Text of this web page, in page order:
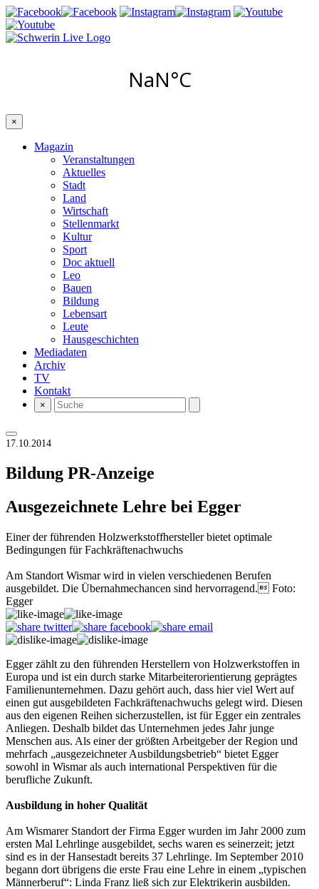
×
Magazin
Veranstaltungen
Aktuelles
Stadt
Land
Wirtschaft
Stellenmarkt
Kultur
Sport
Doc aktuell
Leo
Bauen
Bildung
Lebensart
Leute
Hausgeschichten
Mediadaten
Archiv
TV
Kontakt
×
17.10.2014
Bildung PR-Anzeige
Ausgezeichnete Lehre bei Egger
Einer der führenden Holzwerkstoffhersteller bietet optimale
Bedingungen für Fachkräftenachwuchs
Am Standort Wismar wird in vielen verschiedenen Berufen
ausgebildet. Die Übernahmechancen sind hervorragend. Foto:
Egger
Egger zählt zu den führenden Herstellern von Holzwerkstoffen in
Europa und ist ein durch starke Mitarbeiterorientierung geprägtes
Familienunternehmen. Dazu gehört auch, dass hier viel Wert auf
einen gut ausgebildeten Fachkräftenachwuchs gelegt wird. Diesen
aus den eigenen Reihen sicherzustellen, ist für Egger ein zentrales
Anliegen. Deshalb bildet das Unternehmen jedes Jahr junge
Menschen aus. Als einer der größten Arbeitgeber der Region und
mehrfach „ausgezeichneter Ausbildungsbetrieb“ bietet Egger
sowohl in Wismar als auch international Perspektiven für die
berufliche Zukunft.
Ausbildung in hoher Qualität
Am Wismarer Standort der Firma Egger wurden im Jahr 2000 zum
ersten Mal Lehrlinge ausgebildet, sechs waren es seinerzeit; jetzt
sind es in der Hansestadt bereits 37 Lehrlinge. Im September 2010
begann dort übrigens die erste Frau eine Lehre in einem „typischen
Männerberuf“: Linda Franz ließ sich zur Elektrikerin ausbilden.